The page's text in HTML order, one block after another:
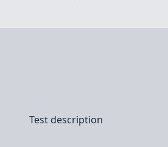
Test description